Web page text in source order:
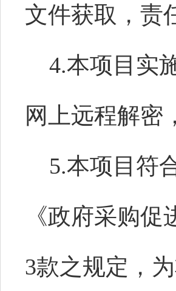
文件获取，责
4.本项目实
网上远程解密
5.本项目符
《政府采购
3款之规定，